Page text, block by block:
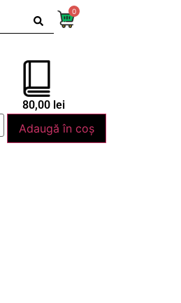
0
80,00 lei
Adaugă în coș